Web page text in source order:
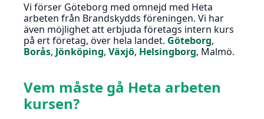
Vi förser Göteborg med omnejd med Heta
arbeten från Brandskydds föreningen. Vi har
även möjlighet att erbjuda företags intern kurs
på ert företag, över hela landet. Göteborg,
Borås, Jönköping, Växjö, Helsingborg, Malmö.
Vem måste gå Heta arbeten
kursen?